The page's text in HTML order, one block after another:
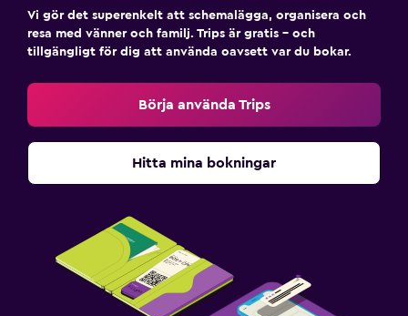
Vi gör det superenkelt att schemalägga, organisera och
resa med vänner och familj. Trips är gratis – och
tillgängligt för dig att använda oavsett var du bokar.
Börja använda Trips
Hitta mina bokningar